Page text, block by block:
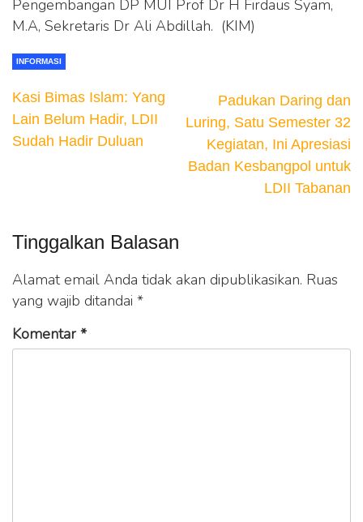
Pengembangan DP MUI Prof Dr H Firdaus Syam,
M.A, Sekretaris Dr Ali Abdillah. (KIM)
INFORMASI
Kasi Bimas Islam: Yang
Lain Belum Hadir, LDII
Sudah Hadir Duluan
Padukan Daring dan
Luring, Satu Semester 32
Kegiatan, Ini Apresiasi
Badan Kesbangpol untuk
LDII Tabanan
Tinggalkan Balasan
Alamat email Anda tidak akan dipublikasikan. Ruas
yang wajib ditandai *
Komentar *